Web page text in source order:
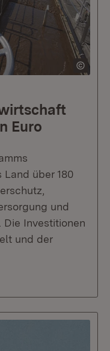
Euro
Land über 180
und
Investitionen
und der